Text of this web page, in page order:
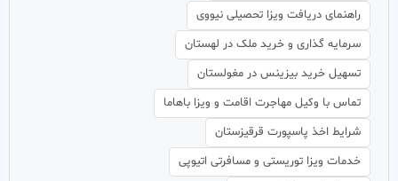
راهنمای دریافت ویزا تحصیلی نیووی
سرمایه گذاری و خرید ملک در لهستان
تسهیل خرید بیزینس در مغولستان
تماس با وکیل مهاجرت اقامت و ویزا باهاما
شرایط اخذ پاسپورت قرقیزستان
خدمات ویزا توریستی و مسافرتی اتیوپی